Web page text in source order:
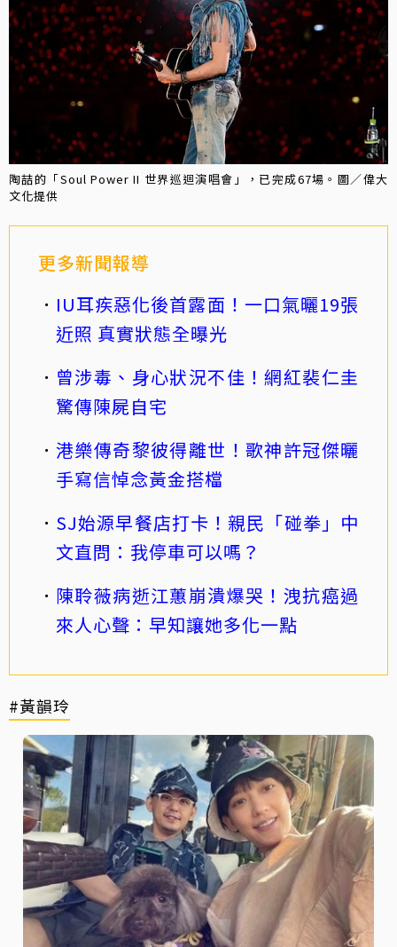
陶喆的「Soul Power II 世界巡迴演唱會」，已完成67場。圖／偉大
文化提供
更多新聞報導
IU耳疾惡化後首露面！一口氣曬19張
近照 真實狀態全曝光
曾涉毒、身心狀況不佳！網紅裴仁圭
驚傳陳屍自宅
港樂傳奇黎彼得離世！歌神許冠傑曬
手寫信悼念黃金搭檔
SJ始源早餐店打卡！親民「碰拳」中
文直問：我停車可以嗎？
陳聆薇病逝江蕙崩潰爆哭！洩抗癌過
來人心聲：早知讓她多化一點
#黃韻玲